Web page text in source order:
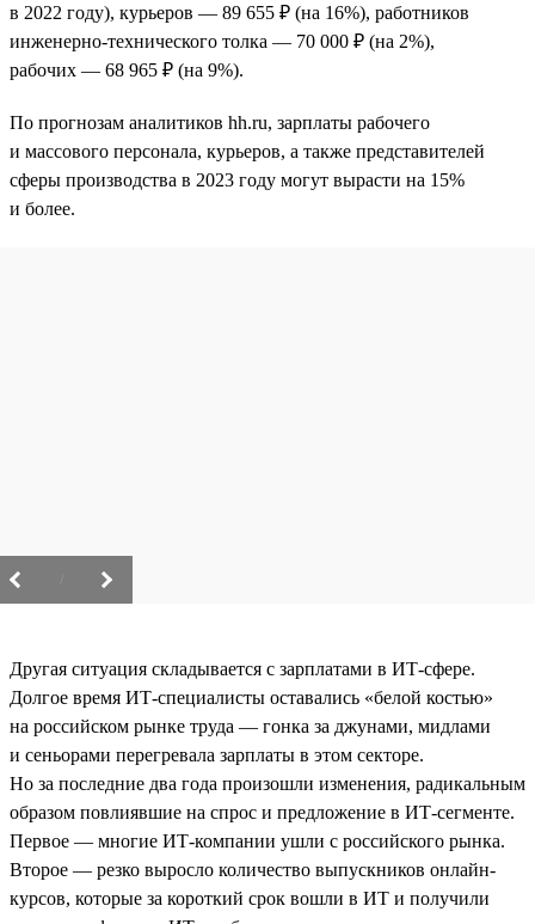
в 2022 году), курьеров — 89 655 ₽ (на 16%), работников
инженерно-технического толка — 70 000 ₽ (на 2%),
рабочих — 68 965 ₽ (на 9%).
По прогнозам аналитиков hh.ru, зарплаты рабочего
и массового персонала, курьеров, а также представителей
сферы производства в 2023 году могут вырасти на 15%
и более.
Другая ситуация складывается с зарплатами в ИТ-сфере.
Долгое время ИТ-специалисты оставались «белой костью»
на российском рынке труда — гонка за джунами, мидлами
и сеньорами перегревала зарплаты в этом секторе.
Но за последние два года произошли изменения, радикальным
образом повлиявшие на спрос и предложение в ИТ-сегменте.
Первое — многие ИТ-компании ушли с российского рынка.
Второе — резко выросло количество выпускников онлайн-
курсов, которые за короткий срок вошли в ИТ и получили